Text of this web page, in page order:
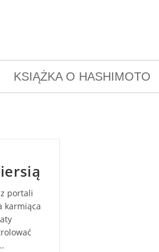
KSIĄŻKA O HASHIMOTO
portali
karmiąca